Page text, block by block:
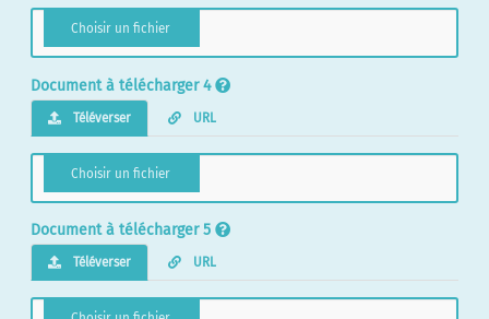
Document à télécharger 4
Téléverser URL
Document à télécharger 5
Téléverser URL